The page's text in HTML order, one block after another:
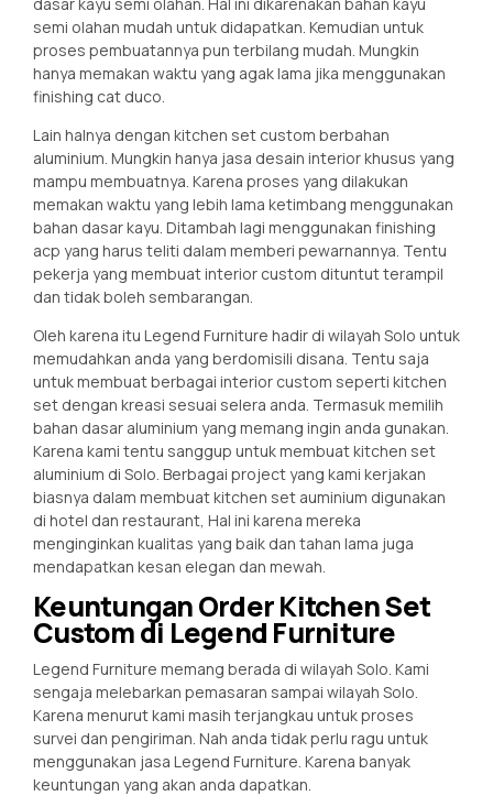
semi olahan mudah untuk didapatkan. Kemudian untuk
proses pembuatannya pun terbilang mudah. Mungkin
hanya memakan waktu yang agak lama jika menggunakan
finishing cat duco.
Lain halnya dengan kitchen set custom berbahan
aluminium. Mungkin hanya jasa desain interior khusus yang
mampu membuatnya. Karena proses yang dilakukan
memakan waktu yang lebih lama ketimbang menggunakan
bahan dasar kayu. Ditambah lagi menggunakan finishing
acp yang harus teliti dalam memberi pewarnannya. Tentu
pekerja yang membuat interior custom dituntut terampil
dan tidak boleh sembarangan.
Oleh karena itu Legend Furniture hadir di wilayah Solo untuk
memudahkan anda yang berdomisili disana. Tentu saja
untuk membuat berbagai interior custom seperti kitchen
set dengan kreasi sesuai selera anda. Termasuk memilih
bahan dasar aluminium yang memang ingin anda gunakan.
Karena kami tentu sanggup untuk membuat kitchen set
aluminium di Solo. Berbagai project yang kami kerjakan
biasnya dalam membuat kitchen set auminium digunakan
di hotel dan restaurant, Hal ini karena mereka
menginginkan kualitas yang baik dan tahan lama juga
mendapatkan kesan elegan dan mewah.
Keuntungan Order Kitchen Set
Custom di Legend Furniture
Legend Furniture memang berada di wilayah Solo. Kami
sengaja melebarkan pemasaran sampai wilayah Solo.
Karena menurut kami masih terjangkau untuk proses
survei dan pengiriman. Nah anda tidak perlu ragu untuk
menggunakan jasa Legend Furniture. Karena banyak
keuntungan yang akan anda dapatkan.